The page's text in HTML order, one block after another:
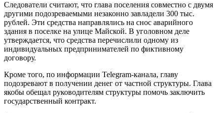
Следователи считают, что глава поселения совместно с двумя
другими подозреваемыми незаконно завладели 300 тыс.
рублей. Эти средства направлялись на снос аварийного
здания в поселке на улице Майской. В уголовном деле
утверждается, что средства перечислили одному из
индивидуальных предпринимателей по фиктивному
договору.
Кроме того, по информации Telegram-канала, главу
подозревают в получении денег от частной структуры. Глава
якобы обещал руководителям структуры помочь заключить
государственный контракт.